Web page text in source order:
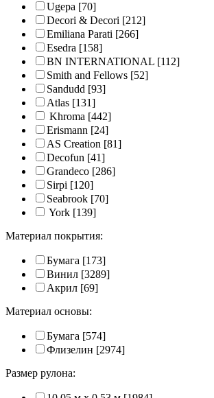
Ugepa [70]
Decori & Decori [212]
Emiliana Parati [266]
Esedra [158]
BN INTERNATIONAL [112]
Smith and Fellows [52]
Sandudd [93]
Atlas [131]
Khroma [442]
Erismann [24]
AS Creation [81]
Decofun [41]
Grandeco [286]
Sirpi [120]
Seabrook [70]
York [139]
Материал покрытия:
Бумага [173]
Винил [3289]
Акрил [69]
Материал основы:
Бумага [574]
Флизелин [2974]
Размер рулона: